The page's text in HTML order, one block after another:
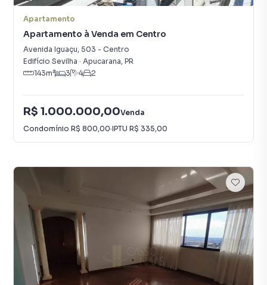
Apartamento
Apartamento à Venda em Centro
Avenida Iguaçu, 503 - Centro
Edifício Sevilha · Apucarana, PR
143m² 3 4 2
R$ 1.000.000,00Venda
Condomínio R$ 800,00·IPTU R$ 335,00